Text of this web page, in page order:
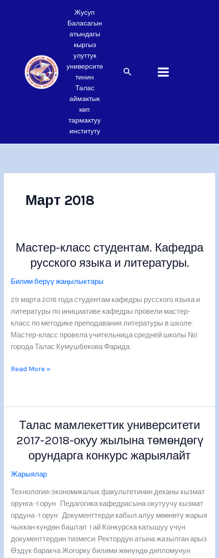
Жусуп
Баласагын
атындагы
кыргыз
улуттук
университе
тинин
Талас
аймактык
көп
тармактуу
институту
Search
Март 2018
Мастер-класс студентам. Кафедра
русского языка и литературы.
Билим берүү жаңылыктары
29 марта 2018 года студентам кафедры русского языка и
литературы по инициативе кафедры провели мастер-
класс по методике преподавания литературы в школе.
Мастер-класс провела учительница средней школы №1
города Талас Кумушбекова Фарида.
Мастер-
студентам.
Кафедра
языка
и
литературы.
Read More »
Талас мамлекеттик университети
2017-2018-окуу жылына төмөндөгү
орундарга конкурс жарыялайт
Жарыялар
Технология-экономикалык факультетинин деканы кызмат
орунга -1 орун Педагогика кафедрасына окутуучу кызмат
ордуна -1 орун Документтерди кабыл алуу мөөнөтү жарыя
чыккан күндөн баштап 1 ай Конкурска катышуу үчүн
документтердин тизмеси: Ректордун атына жазылган арыз
Өздүк баракча Жогорку билими жөнүндө дипломунун
Талас
университети
2018-
жылына
төмөндөгү
орундарга
конкурс
жарыялайт